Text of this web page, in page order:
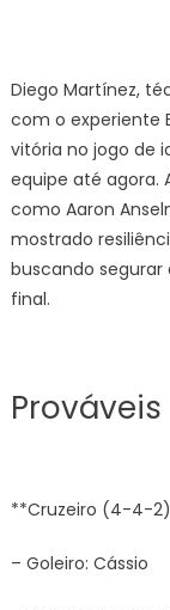
Diego Martínez,
com o experiente
vitória no jogo de
equipe até agora.
como Aaron
mostrado
buscando
final.
**Cruzeiro (4-4-
– Goleiro: Cássio